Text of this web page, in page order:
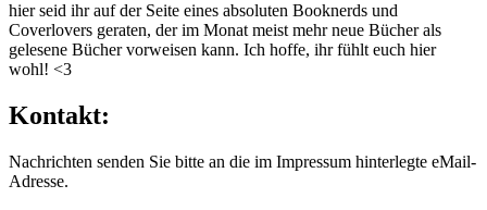
hier seid ihr auf der Seite eines absoluten Booknerds und
Coverlovers geraten, der im Monat meist mehr neue Bücher als
gelesene Bücher vorweisen kann. Ich hoffe, ihr fühlt euch hier
wohl! <3
Kontakt:
Nachrichten senden Sie bitte an die im Impressum hinterlegte eMail-
Adresse.